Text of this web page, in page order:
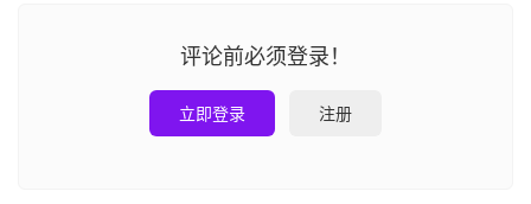
评论前必须登录！
立即登录 注册